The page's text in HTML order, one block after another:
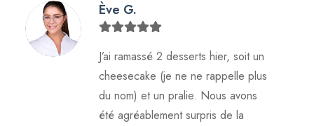
Ève G.
J’ai ramassé 2 desserts hier, soit un
cheesecake (je ne ne rappelle plus
du nom) et un pralie. Nous avons
été agréablement surpris de la